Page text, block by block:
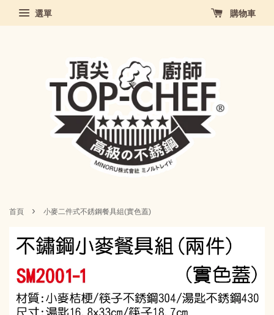
選單 購物車
首頁 › 小麥二件式不銹鋼餐具組(實色蓋)